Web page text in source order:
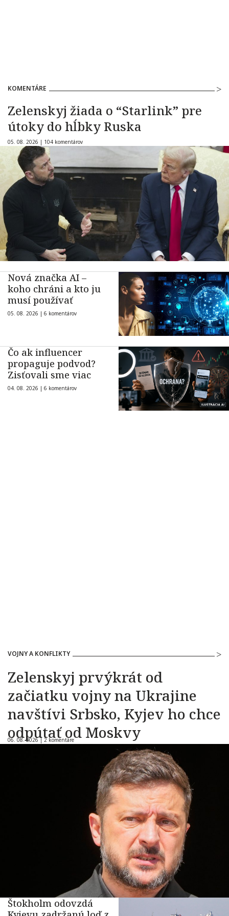
KOMENTÁRE
Zelenskyj žiada o “Starlink” pre
útoky do hĺbky Ruska
05. 08. 2026 | 104 komentárov
Nová značka AI –
koho chráni a kto ju
musí používať
05. 08. 2026 | 6 komentárov
Čo ak influencer
propaguje podvod?
Zisťovali sme viac
04. 08. 2026 | 6 komentárov
VOJNY A KONFLIKTY
Zelenskyj prvýkrát od
začiatku vojny na Ukrajine
navštívi Srbsko, Kyjev ho chce
odpútať od Moskvy
06. 08. 2026 | 2 komentáre
Štokholm odovzdá